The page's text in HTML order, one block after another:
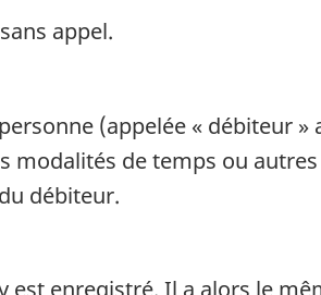
appel.
(appelée « débiteur »
modalités de temps ou
débiteur.